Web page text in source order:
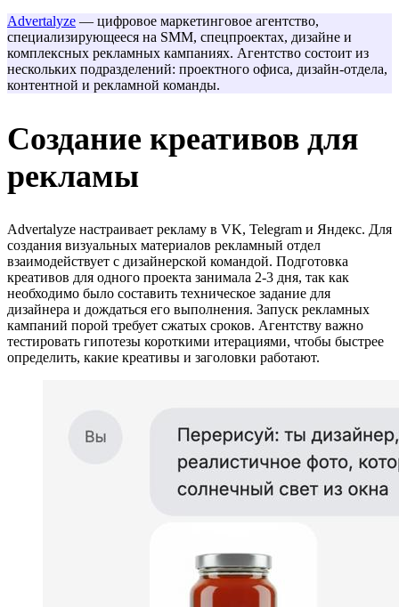
Advertalyze — цифровое маркетинговое агентство,
специализирующееся на SMM, спецпроектах, дизайне и
комплексных рекламных кампаниях. Агентство состоит из
нескольких подразделений: проектного офиса, дизайн-отдела,
контентной и рекламной команды.
Создание креативов для
рекламы
Advertalyze настраивает рекламу в VK, Telegram и Яндекс. Для
создания визуальных материалов рекламный отдел
взаимодействует с дизайнерской командой. Подготовка
креативов для одного проекта занимала 2-3 дня, так как
необходимо было составить техническое задание для
дизайнера и дождаться его выполнения. Запуск рекламных
кампаний порой требует сжатых сроков. Агентству важно
тестировать гипотезы короткими итерациями, чтобы быстрее
определить, какие креативы и заголовки работают.